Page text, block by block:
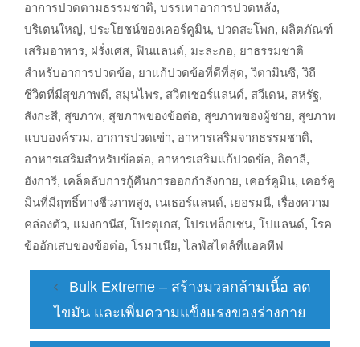
อาการปวดตามธรรมชาติ, บรรเทาอาการปวดหลัง,
บริเตนใหญ่, ประโยชน์ของเคอร์คูมิน, ปวดสะโพก, ผลิตภัณฑ์
เสริมอาหาร, ฝรั่งเศส, ฟินแลนด์, มะละกอ, ยาธรรมชาติ
สำหรับอาการปวดข้อ, ยาแก้ปวดข้อที่ดีที่สุด, วิตามินซี, วิถี
ชีวิตที่มีสุขภาพดี, สมุนไพร, สวิตเซอร์แลนด์, สวีเดน, สหรัฐ,
สังกะสี, สุขภาพ, สุขภาพของข้อต่อ, สุขภาพของผู้ชาย, สุขภาพ
แบบองค์รวม, อาการปวดเข่า, อาหารเสริมจากธรรมชาติ,
อาหารเสริมสำหรับข้อต่อ, อาหารเสริมแก้ปวดข้อ, อิตาลี,
ฮังการี, เคล็ดลับการกู้คืนการออกกำลังกาย, เคอร์คูมิน, เคอร์คู
มินที่มีฤทธิ์ทางชีวภาพสูง, เนเธอร์แลนด์, เยอรมนี, เรื่องความ
คล่องตัว, แมงกานีส, โปรตุเกส, โปรเฟล็กเซน, โปแลนด์, โรค
ข้ออักเสบของข้อต่อ, โรมาเนีย,ไลฟ์สไตล์ที่แอคทีฟ
Bulk Extreme – สร้างมวลกล้ามเนื้อ ลด
ไขมัน และเพิ่มความแข็งแรงของร่างกาย